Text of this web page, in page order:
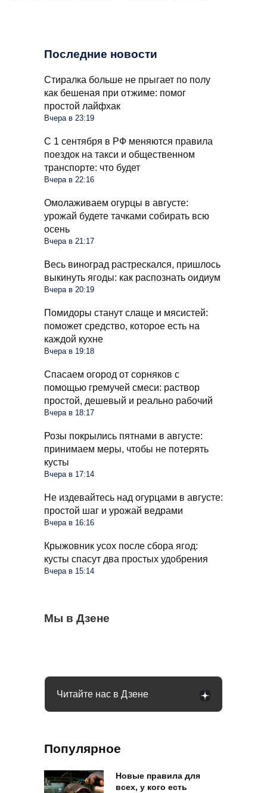
Последние новости
Стиралка больше не прыгает по полу
как бешеная при отжиме: помог
простой лайфхак
Вчера в 23:19
С 1 сентября в РФ меняются правила
поездок на такси и общественном
транспорте: что будет
Вчера в 22:16
Омолаживаем огурцы в августе:
урожай будете тачками собирать всю
осень
Вчера в 21:17
Весь виноград растрескался, пришлось
выкинуть ягоды: как распознать оидиум
Вчера в 20:19
Помидоры станут слаще и мясистей:
поможет средство, которое есть на
каждой кухне
Вчера в 19:18
Спасаем огород от сорняков с
помощью гремучей смеси: раствор
простой, дешевый и реально рабочий
Вчера в 18:17
Розы покрылись пятнами в августе:
принимаем меры, чтобы не потерять
кусты
Вчера в 17:14
Не издевайтесь над огурцами в августе:
простой шаг и урожай ведрами
Вчера в 16:16
Крыжовник усох после сбора ягод:
кусты спасут два простых удобрения
Вчера в 15:14
Мы в Дзене
Стиралка больше не прыгает по полу как
бешеная при отжиме: помог простой
С 1 сентября в РФ меняются правила
Омолаживаем огурцы в августе: урожай
Читайте нас в Дзене
Популярное
Новые правила для
всех, у кого есть